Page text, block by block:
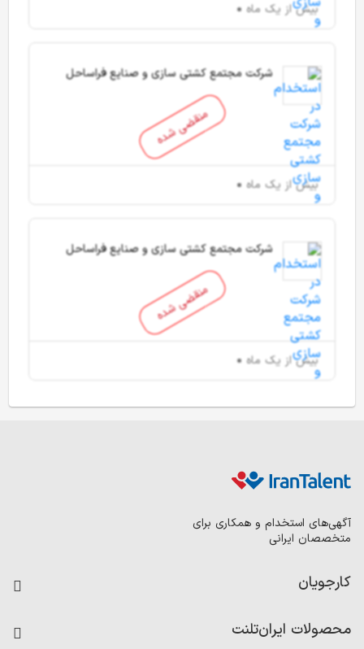
بیش از یک ماه
منقضی شده
شرکت مجتمع کشتی سازی و صنایع فراساحل
ایران
بیش از یک ماه
منقضی شده
شرکت مجتمع کشتی سازی و صنایع فراساحل
ایران
بیش از یک ماه
آگهی‌های استخدام و همکاری برای
متخصصان ایرانی
کارجویان
رزومه ساز
محصولات ایران‌تلنت